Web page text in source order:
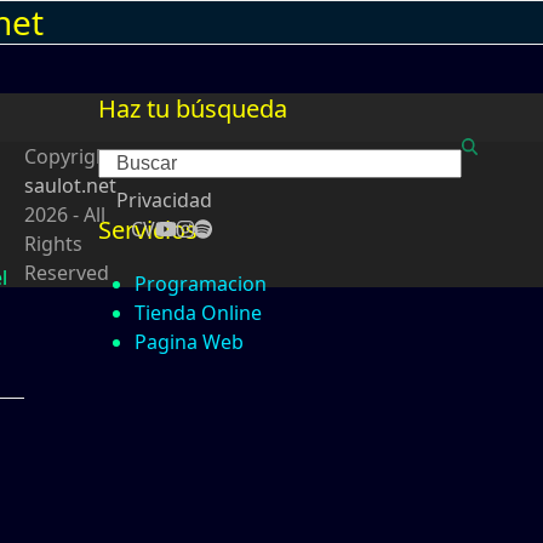
Haz tu búsqueda
Search
Servicios
Programacion
Tienda Online
Pagina Web
Copyright
saulot.net
2026 - All
Rights
Reserved
Privacidad
CV